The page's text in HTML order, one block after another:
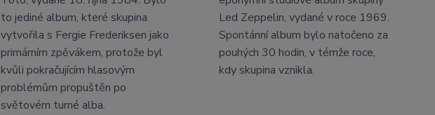
to jediné album, které skupina
vytvořila s Fergie Frederiksen jako
primárním zpěvákem, protože byl
kvůli pokračujícím hlasovým
problémům propuštěn po
světovém turné alba.
Led Zeppelin, vydané v roce 1969.
Spontánní album bylo natočeno za
pouhých 30 hodin, v témže roce,
kdy skupina vznikla.